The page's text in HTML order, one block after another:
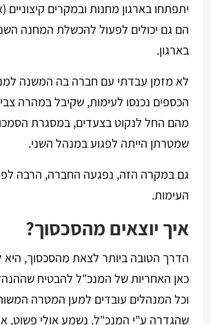
יתפתחו בארגון מחנות ובמקרים קיצוניים
הם גם יכולים לפעול להכשלת המחנה
בארגון.
לא מזמן עבדתי עם חברה בה המשנה
הכספים נכנסו לעימות, שקיבל במהרה
מהם החל לנקוט בצעדים, במסגרת
שמטרתן הייתה לפגוע במנהל השני.
גם במקרה הזה, נפגעה החברה, הרבה
העימות.
איך יוצאים מהסכסוך?
הדרך הטובה ביותר לצאת מהסכסוך, היא
כאן האחריות של המנכ"ל להבטיח
וכל המנהלים עובדים למען המטרה
שהגדרה ע"י המנכ"ל. נשמע אולי פשוט,